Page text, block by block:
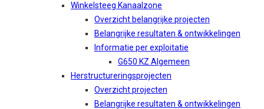
Winkelsteeg Kanaalzone
Overzicht belangrijke projecten
Belangrijke resultaten & ontwikkelingen
Informatie per exploitatie
G650 KZ Algemeen
Herstructureringsprojecten
Overzicht projecten
Belangrijke resultaten & ontwikkelingen